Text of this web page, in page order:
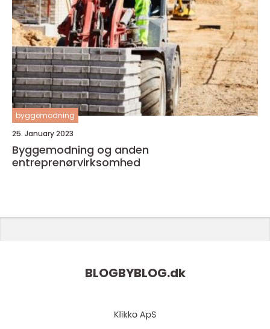
byggemodning
25. January 2023
Byggemodning og anden
entreprenørvirksomhed
BLOGBYBLOG.dk